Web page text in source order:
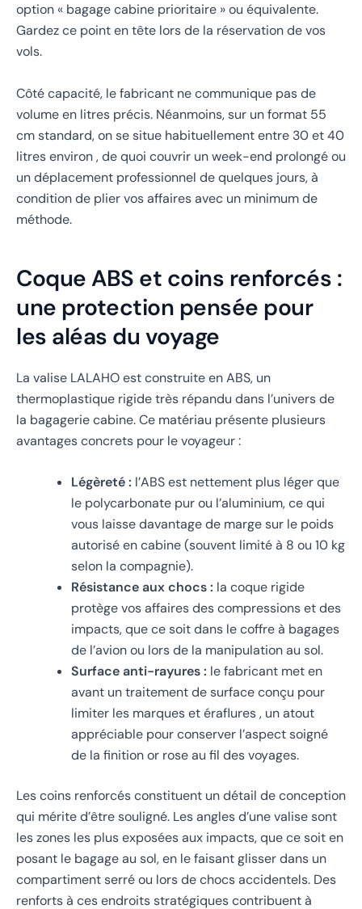
option « bagage cabine prioritaire » ou équivalente.
Gardez ce point en tête lors de la réservation de vos
vols.
Côté capacité, le fabricant ne communique pas de
volume en litres précis. Néanmoins, sur un format 55
cm standard, on se situe habituellement entre 30 et 40
litres environ , de quoi couvrir un week-end prolongé ou
un déplacement professionnel de quelques jours, à
condition de plier vos affaires avec un minimum de
méthode.
Coque ABS et coins renforcés :
une protection pensée pour
les aléas du voyage
La valise LALAHO est construite en ABS, un
thermoplastique rigide très répandu dans l’univers de
la bagagerie cabine. Ce matériau présente plusieurs
avantages concrets pour le voyageur :
Légèreté : l’ABS est nettement plus léger que
le polycarbonate pur ou l’aluminium, ce qui
vous laisse davantage de marge sur le poids
autorisé en cabine (souvent limité à 8 ou 10 kg
selon la compagnie).
Résistance aux chocs : la coque rigide
protège vos affaires des compressions et des
impacts, que ce soit dans le coffre à bagages
de l’avion ou lors de la manipulation au sol.
Surface anti-rayures : le fabricant met en
avant un traitement de surface conçu pour
limiter les marques et éraflures , un atout
appréciable pour conserver l’aspect soigné
de la finition or rose au fil des voyages.
Les coins renforcés constituent un détail de conception
qui mérite d’être souligné. Les angles d’une valise sont
les zones les plus exposées aux impacts, que ce soit en
posant le bagage au sol, en le faisant glisser dans un
compartiment serré ou lors de chocs accidentels. Des
renforts à ces endroits stratégiques contribuent à